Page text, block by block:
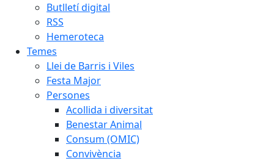
Butlletí digital
RSS
Hemeroteca
Temes
Llei de Barris i Viles
Festa Major
Persones
Acollida i diversitat
Benestar Animal
Consum (OMIC)
Convivència